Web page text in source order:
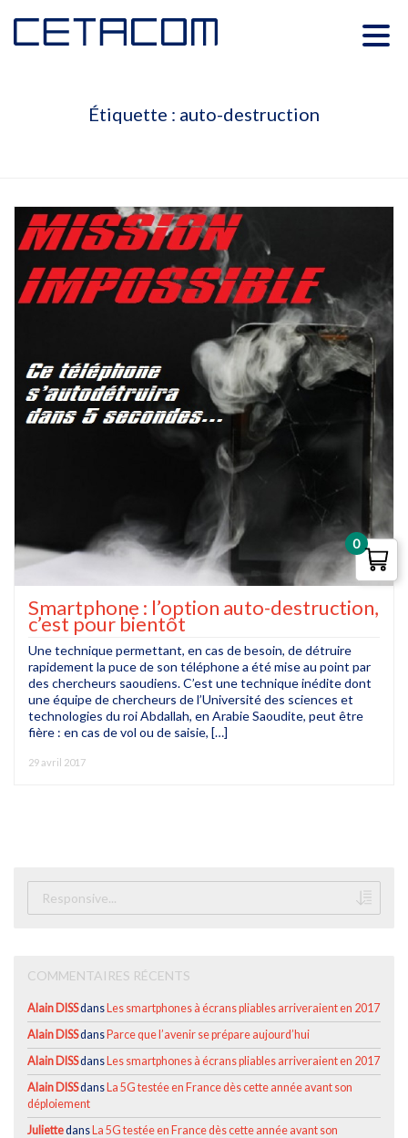
Étiquette : auto-destruction
Smartphone : l’option auto-destruction,
c’est pour bientôt
Une technique permettant, en cas de besoin, de détruire
rapidement la puce de son téléphone a été mise au point par
des chercheurs saoudiens. C’est une technique inédite dont
une équipe de chercheurs de l’Université des sciences et
technologies du roi Abdallah, en Arabie Saoudite, peut être
fière : en cas de vol ou de saisie, […]
29 avril 2017
COMMENTAIRES RÉCENTS
Alain DISSdans Les smartphones à écrans pliables arriveraient en 2017
Alain DISSdans Parce que l’avenir se prépare aujourd’hui
Alain DISSdans Les smartphones à écrans pliables arriveraient en 2017
Alain DISSdans La 5G testée en France dès cette année avant son
déploiement
Juliettedans La 5G testée en France dès cette année avant son
0